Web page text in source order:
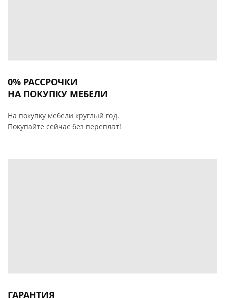
0% РАССРОЧКИ
НА ПОКУПКУ МЕБЕЛИ
На покупку мебели круглый год.
Покупайте сейчас без переплат!
ГАРАНТИЯ